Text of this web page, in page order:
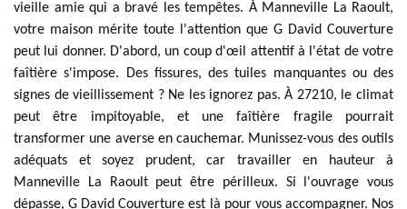
vieille amie qui a bravé les tempêtes. À Manneville La Raoult,
votre maison mérite toute l'attention que G David Couverture
peut lui donner. D'abord, un coup d'œil attentif à l'état de votre
faîtière s'impose. Des fissures, des tuiles manquantes ou des
signes de vieillissement ? Ne les ignorez pas. À 27210, le climat
peut être impitoyable, et une faîtière fragile pourrait
transformer une averse en cauchemar. Munissez-vous des outils
adéquats et soyez prudent, car travailler en hauteur à
Manneville La Raoult peut être périlleux. Si l'ouvrage vous
dépasse, G David Couverture est là pour vous accompagner. Nos